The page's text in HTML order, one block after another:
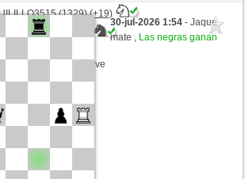
(1329) (+19)
(1384) (-19)
side + 3 seconds/move
30-jul-2026 1:54- Jaque
mate , Las negras ganan